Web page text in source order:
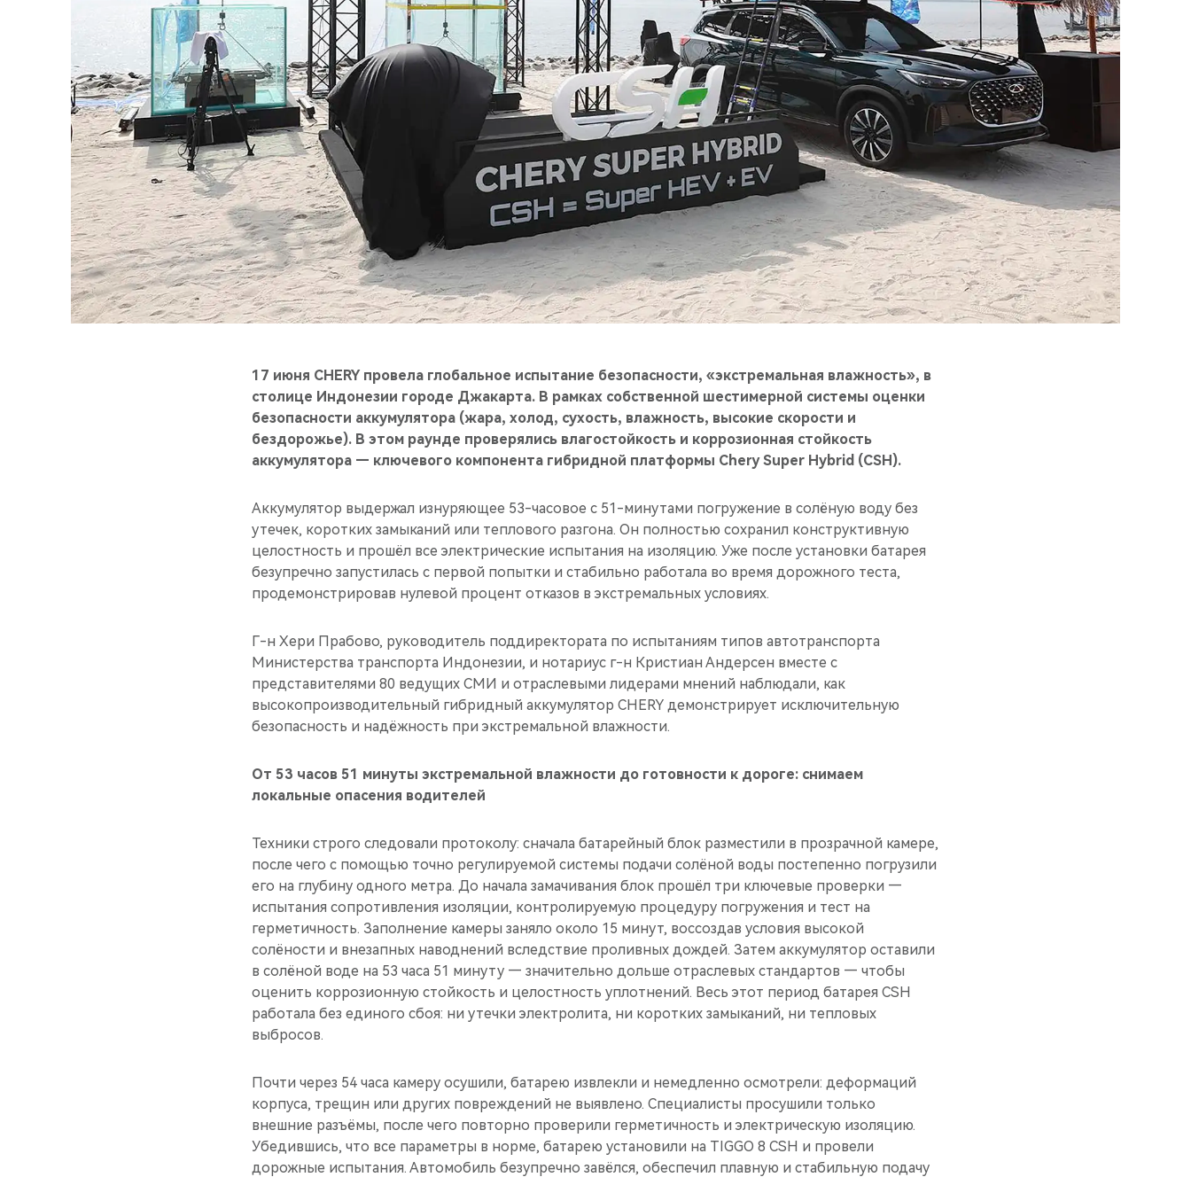
17 июня CHERY провела глобальное испытание безопасности, «экстремальная влажность», в
столице Индонезии городе Джакарта. В рамках собственной шестимерной системы оценки
безопасности аккумулятора (жара, холод, сухость, влажность, высокие скорости и
бездорожье). В этом раунде проверялись влагостойкость и коррозионная стойкость
аккумулятора — ключевого компонента гибридной платформы Chery Super Hybrid (CSH).
Аккумулятор выдержал изнуряющее 53-часовое с 51-минутами погружение в солёную воду без
утечек, коротких замыканий или теплового разгона. Он полностью сохранил конструктивную
целостность и прошёл все электрические испытания на изоляцию. Уже после установки батарея
безупречно запустилась с первой попытки и стабильно работала во время дорожного теста,
продемонстрировав нулевой процент отказов в экстремальных условиях.
Г-н Хери Прабово, руководитель поддиректората по испытаниям типов автотранспорта
Министерства транспорта Индонезии, и нотариус г-н Кристиан Андерсен вместе с
представителями 80 ведущих СМИ и отраслевыми лидерами мнений наблюдали, как
высокопроизводительный гибридный аккумулятор CHERY демонстрирует исключительную
безопасность и надёжность при экстремальной влажности.
От 53 часов 51 минуты экстремальной влажности до готовности к дороге: снимаем
локальные опасения водителей
Техники строго следовали протоколу: сначала батарейный блок разместили в прозрачной камере,
после чего с помощью точно регулируемой системы подачи солёной воды постепенно погрузили
его на глубину одного метра. До начала замачивания блок прошёл три ключевые проверки —
испытания сопротивления изоляции, контролируемую процедуру погружения и тест на
герметичность. Заполнение камеры заняло около 15 минут, воссоздав условия высокой
солёности и внезапных наводнений вследствие проливных дождей. Затем аккумулятор оставили
в солёной воде на 53 часа 51 минуту — значительно дольше отраслевых стандартов — чтобы
оценить коррозионную стойкость и целостность уплотнений. Весь этот период батарея CSH
работала без единого сбоя: ни утечки электролита, ни коротких замыканий, ни тепловых
выбросов.
Почти через 54 часа камеру осушили, батарею извлекли и немедленно осмотрели: деформаций
корпуса, трещин или других повреждений не выявлено. Специалисты просушили только
внешние разъёмы, после чего повторно проверили герметичность и электрическую изоляцию.
Убедившись, что все параметры в норме, батарею установили на TIGGO 8 CSH и провели
дорожные испытания. Автомобиль безупречно завёлся, обеспечил плавную и стабильную подачу